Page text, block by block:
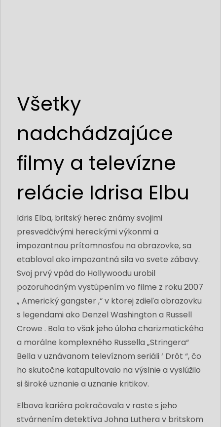
Všetky
nadchádzajúce
filmy a televízne
relácie Idrisa Elbu
Idris Elba, britský herec známy svojimi
presvedčivými hereckými výkonmi a
impozantnou prítomnosťou na obrazovke, sa
etabloval ako impozantná sila vo svete zábavy.
Svoj prvý vpád do Hollywoodu urobil
pozoruhodným vystúpením vo filme z roku 2007
„ Americký gangster ,“ v ktorej zdieľa obrazovku
s legendami ako Denzel Washington a Russell
Crowe . Bola to však jeho úloha charizmatického
a morálne komplexného Russella „Stringera“
Bella v uznávanom televíznom seriáli ‘ Drôt “, čo
ho skutočne katapultovalo na výslnie a vyslúžilo
si široké uznanie a uznanie kritikov.
Elbova kariéra pokračovala v raste s jeho
stvárnením detektíva Johna Luthera v britskom